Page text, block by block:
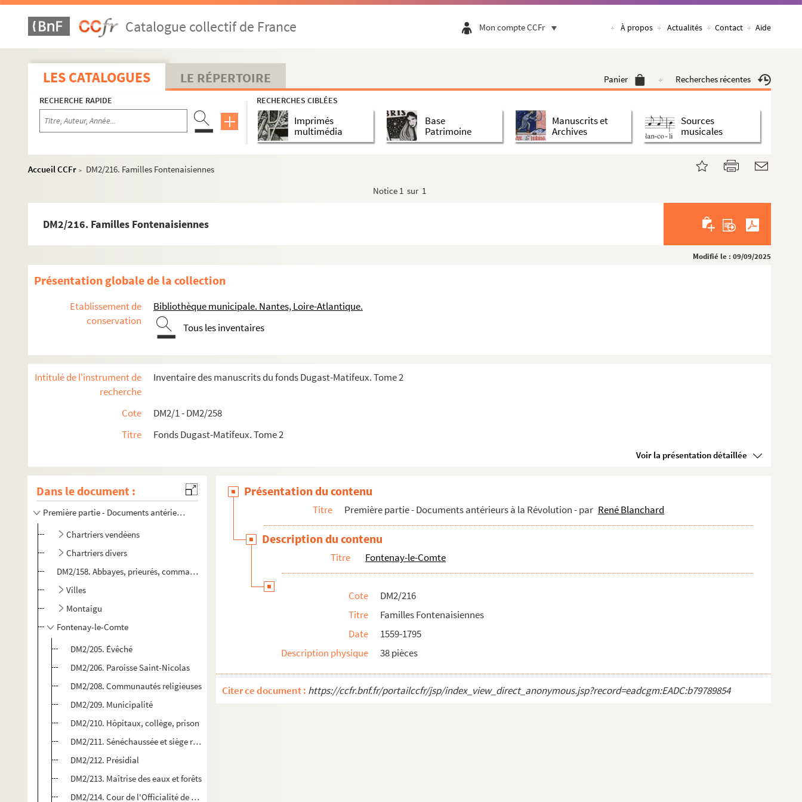
Catalogue collectif de France Mon compte CCFr À propos Actualités Contact Aide
LES CATALOGUES LE RÉPERTOIRE Panier Recherches récentes
RECHERCHE RAPIDE RECHERCHES CIBLÉES
Imprimés
multimédia
Base
Patrimoine
Manuscrits et
Archives
Sources
musicales
Accueil CCFr >
DM2/216. Familles Fontenaisiennes
Notice 1 sur 1
DM2/216. Familles Fontenaisiennes
Modifié le : 09/09/2025
Présentation globale de la collection
Etablissement de
conservation
Bibliothèque municipale. Nantes, Loire-Atlantique.
Tous les inventaires
Intitulé de l'instrument de
recherche
Inventaire des manuscrits du fonds Dugast-Matifeux. Tome 2
Cote
DM2/1 - DM2/258
Titre
Fonds Dugast-Matifeux. Tome 2
Voir la présentation détaillée
Dans le document :
Première partie - Documents antérieurs à la Révolution - par René Blanchard
Chartriers vendéens
Chartriers divers
DM2/158. Abbayes, prieurés, commanderies
Villes
Montaigu
Fontenay-le-Comte
DM2/205. Évêché
DM2/206. Paroisse Saint-Nicolas
DM2/208. Communautés religieuses
DM2/209. Municipalité
DM2/210. Hôpitaux, collège, prison
DM2/211. Sénéchaussée et siège royal
DM2/212. Présidial
DM2/213. Maîtrise des eaux et forêts
DM2/214. Cour de l'Officialité de La Rochelle, au détroit de Maillezais, séant à Fontenay
Présentation du contenu
Titre Première partie - Documents antérieurs à la Révolution - par René Blanchard
Description du contenu
Titre Fontenay-le-Comte
Cote
DM2/216
Titre
Familles Fontenaisiennes
Date
1559-1795
Description physique
38 pièces
Citer ce document : https://ccfr.bnf.fr/portailccfr/jsp/index_view_direct_anonymous.jsp?record=eadcgm:EADC:b79789854